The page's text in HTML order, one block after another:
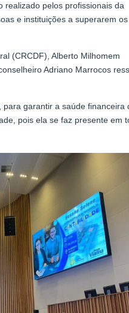
realizado pelos profissionais da
e instituições a superarem os
(CRCDF), Alberto Milhomem
Adriano Marrocos
garantir a saúde financeira
pois ela se faz presente em